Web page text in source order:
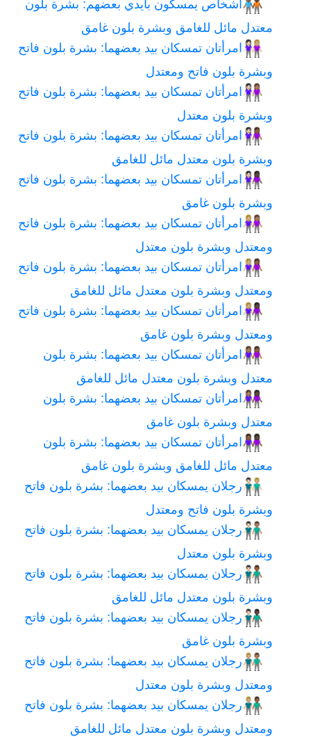
🧑🏾‍🤝‍🧑🏿
معتدل مائل للغامق وبشرة بلون غامق
👩🏻‍🤝‍👩🏼امرأتان تمسكان بيد بعضهما: بشرة بلون فاتح
وبشرة بلون فاتح ومعتدل
👩🏻‍🤝‍👩🏽امرأتان تمسكان بيد بعضهما: بشرة بلون فاتح
وبشرة بلون معتدل
👩🏻‍🤝‍👩🏾امرأتان تمسكان بيد بعضهما: بشرة بلون فاتح
وبشرة بلون معتدل مائل للغامق
👩🏻‍🤝‍👩🏿امرأتان تمسكان بيد بعضهما: بشرة بلون فاتح
وبشرة بلون غامق
👩🏼‍🤝‍👩🏽امرأتان تمسكان بيد بعضهما: بشرة بلون فاتح
ومعتدل وبشرة بلون معتدل
👩🏼‍🤝‍👩🏾امرأتان تمسكان بيد بعضهما: بشرة بلون فاتح
ومعتدل وبشرة بلون معتدل مائل للغامق
👩🏼‍🤝‍👩🏿امرأتان تمسكان بيد بعضهما: بشرة بلون فاتح
ومعتدل وبشرة بلون غامق
👩🏽‍🤝‍👩🏾امرأتان تمسكان بيد بعضهما: بشرة بلون
معتدل وبشرة بلون معتدل مائل للغامق
👩🏽‍🤝‍👩🏿امرأتان تمسكان بيد بعضهما: بشرة بلون
معتدل وبشرة بلون غامق
👩🏾‍🤝‍👩🏿امرأتان تمسكان بيد بعضهما: بشرة بلون
معتدل مائل للغامق وبشرة بلون غامق
👨🏻‍🤝‍👨🏼رجلان يمسكان بيد بعضهما: بشرة بلون فاتح
وبشرة بلون فاتح ومعتدل
👨🏻‍🤝‍👨🏽رجلان يمسكان بيد بعضهما: بشرة بلون فاتح
وبشرة بلون معتدل
👨🏻‍🤝‍👨🏾رجلان يمسكان بيد بعضهما: بشرة بلون فاتح
وبشرة بلون معتدل مائل للغامق
👨🏻‍🤝‍👨🏿رجلان يمسكان بيد بعضهما: بشرة بلون فاتح
وبشرة بلون غامق
👨🏼‍🤝‍👨🏽رجلان يمسكان بيد بعضهما: بشرة بلون فاتح
ومعتدل وبشرة بلون معتدل
👨🏼‍🤝‍👨🏾رجلان يمسكان بيد بعضهما: بشرة بلون فاتح
ومعتدل وبشرة بلون معتدل مائل للغامق